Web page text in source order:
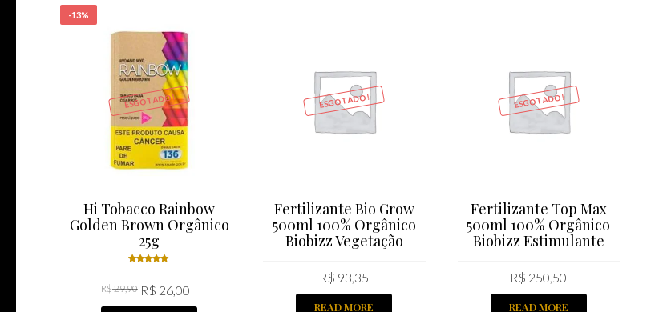
-13%
ESGOTADO!
Hi Tobacco Rainbow
Golden Brown Orgânico
25g
5.00out
of 5
R$29,90 R$ 26,00
ESGOTADO!
Fertilizante Bio Grow
500ml 100% Orgânico
Biobizz Vegetação
R$ 93,35
READ MORE
ESGOTADO!
Fertilizante Top Max
500ml 100% Orgânico
Biobizz Estimulante
R$ 250,50
READ MORE